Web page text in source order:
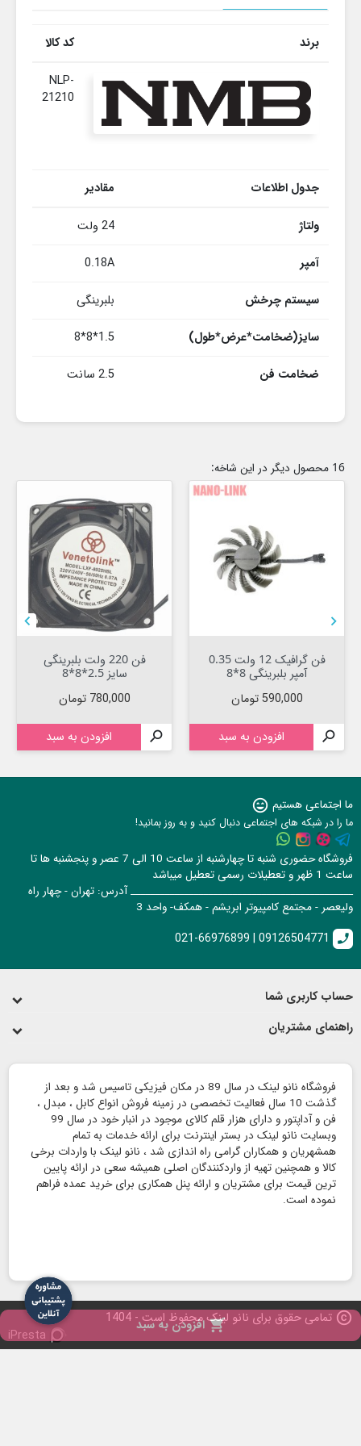
افزودن به سبد
برند کد کالا
NLP-
21210
جدول اطلاعات مقادیر
ولتاژ
24 ولت
آمپر
0.18A
سیستم چرخش
بلبرینگی
سایز(ضخامت*عرض*طول)
1.5*8*8
ضخامت فن
2.5 سانت
16 محصول دیگر در این شاخه:

فن گرافیک 12 ولت 0.35
آمپر بلبرینگی 8*8
قیمت
590,000 تومان
 افزودن به سبد
فن 220 ولت بلبرینگی
سایز 2.5*8*8
قیمت
780,000 تومان
 افزودن به سبد

ما اجتماعی هستیم sentiment_very_satisfied
ما را در شبکه های اجتماعی دنبال کنید و به روز بمانید!
فروشگاه حضوری شنبه تا چهارشنبه از ساعت 10 الی 7 عصر و پنجشنبه ها تا
ساعت 1 ظهر و تعطیلات رسمی تعطیل میباشد
______________________________________________ آدرس: تهران - چهار راه
ولیعصر - مجتمع کامپیوتر ابریشم - همکف- واحد 3
call
021-66976899 | 09126504771
حساب کاربری شما
راهنمای مشتریان
فروشگاه نانو لینک در سال 89 در مکان فیزیکی تاسیس شد و بعد از
گذشت 10 سال فعالیت تخصصی در زمینه فروش انواع کابل ، مبدل ،
فن و آداپتور و دارای هزار قلم کالای موجود در انبار خود در سال 99
وبسایت نانو لینک در بستر اینترنت برای ارائه خدمات به تمام
همشهریان و همکاران گرامی راه اندازی شد ، نانو لینک با واردات برخی
کالا و همچنین تهیه از واردکنندگان اصلی همیشه سعی در ارائه پایین
ترین قیمت برای مشتریان و ارائه پنل همکاری برای خرید عمده فراهم
نموده است.
copyright تمامی حقوق برای نانو لینک محفوظ است - 1404
iPresta